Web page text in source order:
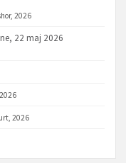
2026
22 maj 2026
2026